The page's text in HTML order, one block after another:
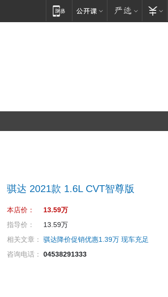
骐达 2021款 1.6L CVT智尊版
本店价：
13.59万
指导价：
13.59万
相关文章：
骐达降价促销优惠1.39万 现车充足
咨询电话：
04538291333